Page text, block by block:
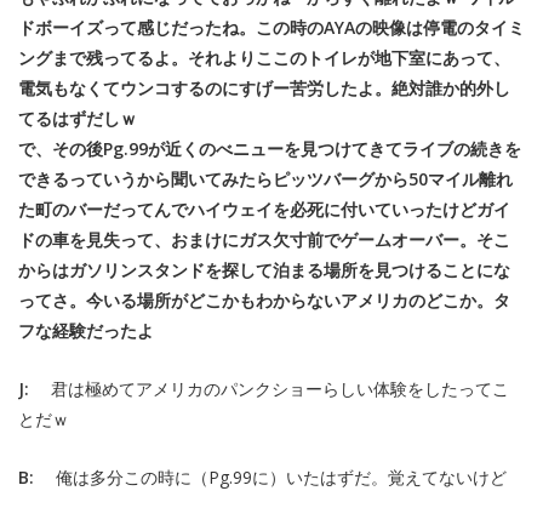
ドボーイズって感じだったね。この時のAYAの映像は停電のタイミ
ングまで残ってるよ。それよりここのトイレが地下室にあって、
電気もなくてウンコするのにすげー苦労したよ。絶対誰か的外し
てるはずだしｗ
で、その後Pg.99が近くのべニューを見つけてきてライブの続きを
できるっていうから聞いてみたらピッツバーグから50マイル離れ
た町のバーだってんでハイウェイを必死に付いていったけどガイ
ドの車を見失って、おまけにガス欠寸前でゲームオーバー。そこ
からはガソリンスタンドを探して泊まる場所を見つけることにな
ってさ。今いる場所がどこかもわからないアメリカのどこか。タ
フな経験だったよ
J: 君は極めてアメリカのパンクショーらしい体験をしたってこ
とだｗ
B: 俺は多分この時に（Pg.99に）いたはずだ。覚えてないけど